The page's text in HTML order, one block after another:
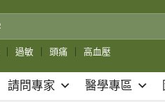
過敏 頭痛 高血壓
請問專家 醫學專區